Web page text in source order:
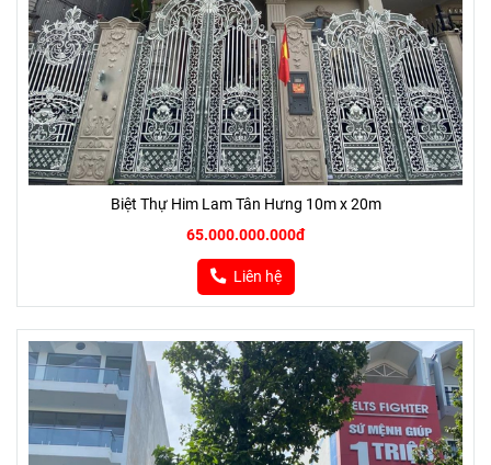
Biệt Thự Him Lam Tân Hưng 10m x 20m
65.000.000.000đ
Liên hệ